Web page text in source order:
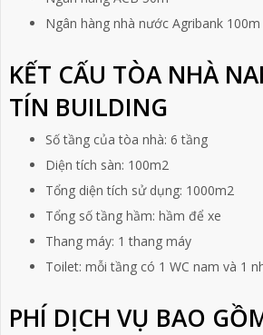
Ngân hàng nhà nước Agribank 100m
KẾT CẤU TÒA NHÀ
TÍN BUILDING
Số tầng của tòa nhà: 6 tầng
Diện tích sàn: 100m2
Tổng diện tích sử dụng: 1000m2
Tổng số tầng hầm: hầm để xe
Thang máy: 1 thang máy
Toilet: mỗi tầng có 1 WC nam và 1
PHÍ DỊCH VỤ BAO